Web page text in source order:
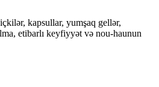
kapsullar, yumşaq gellər,
etibarlı keyfiyyət və nou-haunun